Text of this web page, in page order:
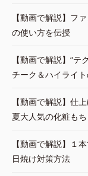
【動画で解説】フ
の使い方を伝授
【動画で解説】“テ
チーク＆ハイライ
【動画で解説】仕
夏大人気の化粧も
【動画で解説】１
日焼け対策方法